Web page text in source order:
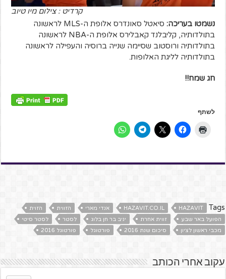
קרדיט : צילום מיו טיוב
נשמטו בעריכה:
סיאטל סאונדרס אלופת ה-MLS לראשונה
בתולדותיה, קליבלנד קאבלירס אלופת ה-NBA לראשונה
בתולדותיה ורוסטוב שסיימה שנייה ברוסיה והעפילה לראשונה
בתולדותיה לליגת האלופות.
חג שמח!!
לשתף
Tags
HAZAVIT
HAZAVIT.CO.IL אנדי מארי הזווית
הזוית
הפועל באר שבע
זווית אחרת יניב בר חן בלוג לסטר
לסטר סיטי
מכבי ראשון לציון
סיכום שנת 2016 פורטוגל פורטוגל 2016
עקוב אחרי הכותב